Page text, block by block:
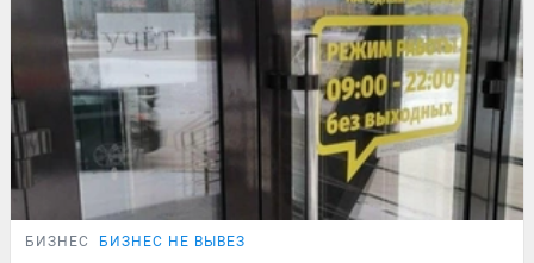
БИЗНЕС БИЗНЕС НЕ ВЫВЕЗ